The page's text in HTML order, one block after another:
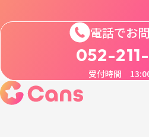
電話でお
052-
受付時間